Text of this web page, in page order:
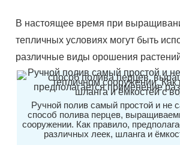
В настоящее время при
тепличных условиях могут быть
различные виды орошения
Ручной полив самый простой и не
способ полива перцев,
сооружении. Как правило,
различных леек, шланга и